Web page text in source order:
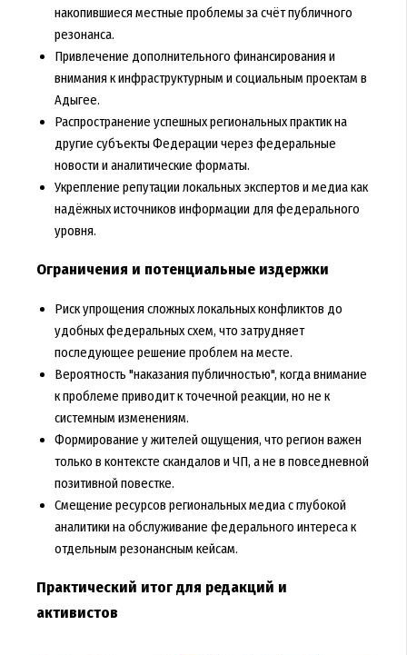
накопившиеся местные проблемы за счёт публичного
резонанса.
Привлечение дополнительного финансирования и
внимания к инфраструктурным и социальным проектам в
Адыгее.
Распространение успешных региональных практик на
другие субъекты Федерации через федеральные
новости и аналитические форматы.
Укрепление репутации локальных экспертов и медиа как
надёжных источников информации для федерального
уровня.
Ограничения и потенциальные издержки
Риск упрощения сложных локальных конфликтов до
удобных федеральных схем, что затрудняет
последующее решение проблем на месте.
Вероятность "наказания публичностью", когда внимание
к проблеме приводит к точечной реакции, но не к
системным изменениям.
Формирование у жителей ощущения, что регион важен
только в контексте скандалов и ЧП, а не в повседневной
позитивной повестке.
Смещение ресурсов региональных медиа с глубокой
аналитики на обслуживание федерального интереса к
отдельным резонансным кейсам.
Практический итог для редакций и
активистов